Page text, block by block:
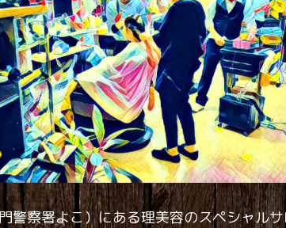
警察署よこ）にある理美容のスペシャル